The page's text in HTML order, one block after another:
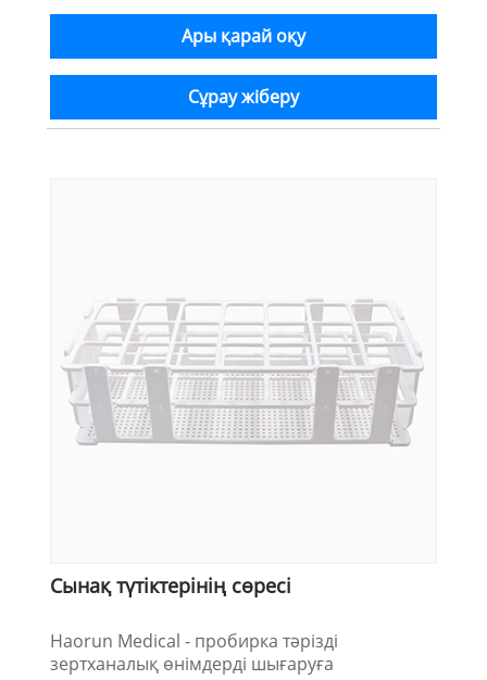
Ары қарай оқу
Сұрау жіберу
Сынақ түтіктерінің сөресі
Haorun Medical - пробирка тәрізді
зертханалық өнімдерді шығаруға